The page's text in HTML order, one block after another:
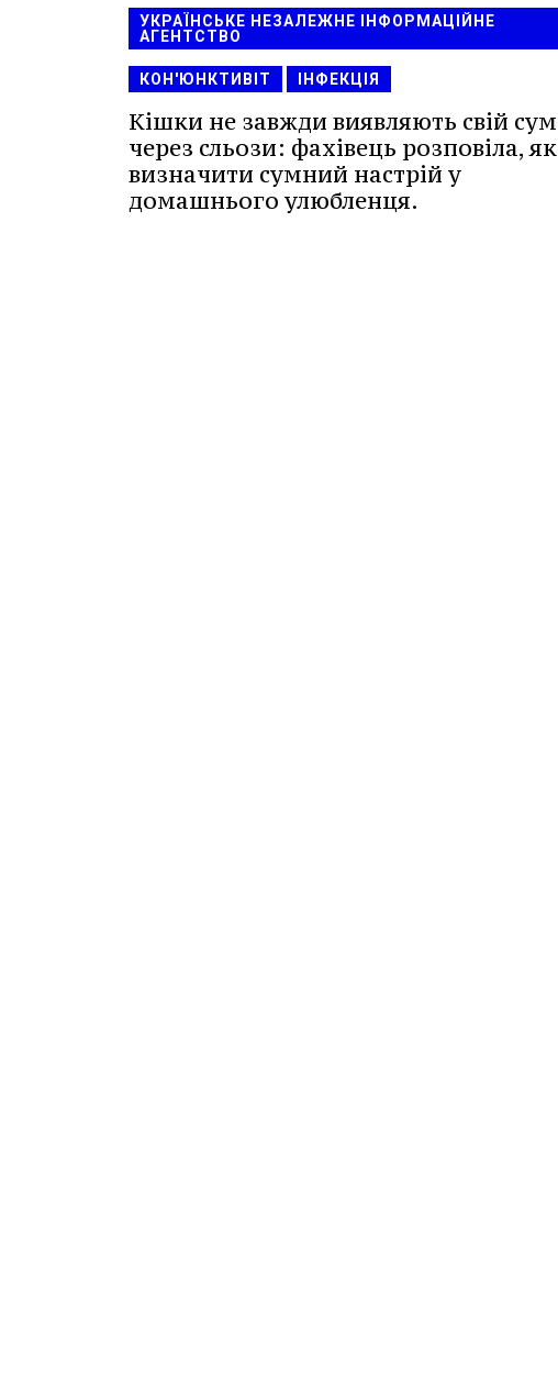
УКРАЇНСЬКЕ НЕЗАЛЕЖНЕ ІНФОРМАЦІЙНЕ
АГЕНТСТВО
КОН'ЮНКТИВІТ ІНФЕКЦІЯ
Кішки не завжди виявляють свій сум
через сльози: фахівець розповіла, як
визначити сумний настрій у
домашнього улюбленця.